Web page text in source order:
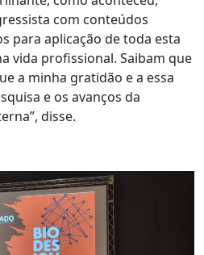
com conteúdos
para aplicação de toda esta
vida profissional. Saibam que
a minha gratidão e a essa
e os avanços da
disse.